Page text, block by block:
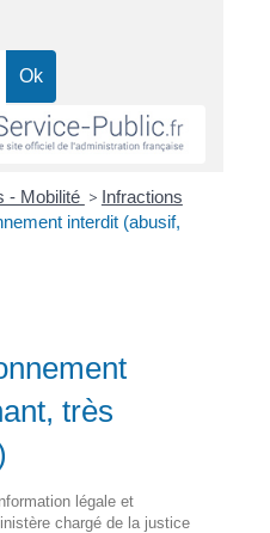
- Mobilité > Infractions
interdit (abusif,
très
légale et
chargé de la justice